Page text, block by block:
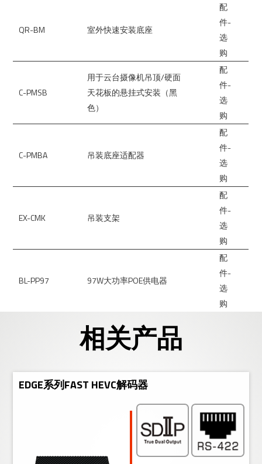
QR-BM 室外快速安装底座
配
件-
选
购
C-PMSB
用于云台摄像机吊顶/硬面
天花板的悬挂式安装（黑
色）
配
件-
选
购
C-PMBA 吊装底座适配器
配
件-
选
购
EX-CMK 吊装支架
配
件-
选
购
BL-PP97 97W大功率POE供电器
配
件-
选
购
相关产品
EDGE系列FAST HEVC解码器